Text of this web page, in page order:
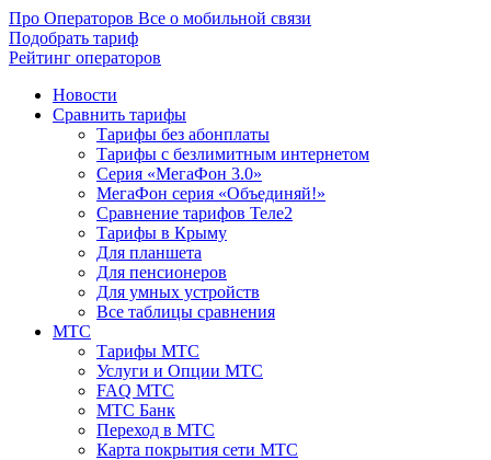
Про Операторов Все о мобильной связи
Подобрать тариф
Рейтинг операторов
Новости
Сравнить тарифы
Тарифы без абонплаты
Тарифы с безлимитным интернетом
Серия «МегаФон 3.0»
МегаФон серия «Объединяй!»
Сравнение тарифов Теле2
Тарифы в Крыму
Для планшета
Для пенсионеров
Для умных устройств
Все таблицы сравнения
МТС
Тарифы МТС
Услуги и Опции МТС
FAQ МТС
МТС Банк
Переход в МТС
Карта покрытия сети МТС